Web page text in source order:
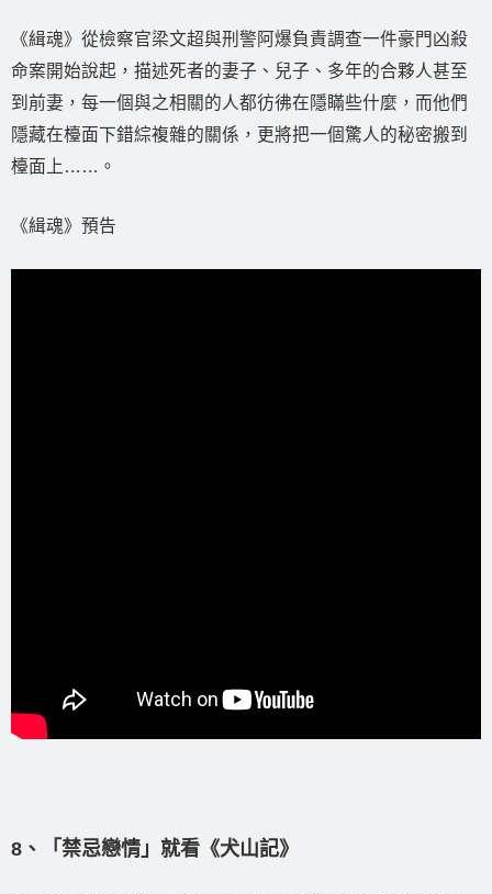
《緝魂》從檢察官梁文超與刑警阿爆負責調查一件豪門凶殺
命案開始說起，描述死者的妻子、兒子、多年的合夥人甚至
到前妻，每一個與之相關的人都彷彿在隱瞞些什麼，而他們
隱藏在檯面下錯綜複雜的關係，更將把一個驚人的秘密搬到
檯面上……。
《緝魂》預告
8、「禁忌戀情」就看《犬山記》